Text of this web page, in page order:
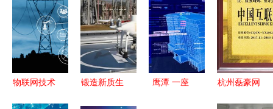
物联网技术
锻造新质生
鹰潭 一座
杭州磊豪网